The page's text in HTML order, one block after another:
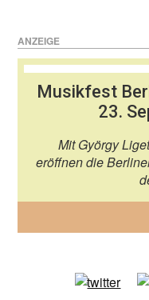
ANZEIGE
Musikfest
23.
Mit György
eröffnen die